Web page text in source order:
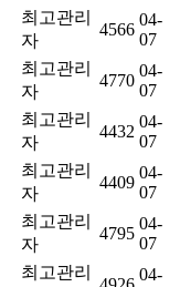
최고관리
자
4566
04-
07
최고관리
자
4770
04-
07
최고관리
자
4432
04-
07
최고관리
자
4409
04-
07
최고관리
자
4795
04-
07
최고관리
04-